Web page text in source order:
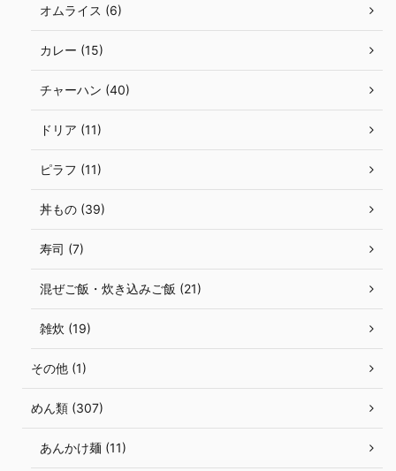
オムライス (6)
カレー (15)
チャーハン (40)
ドリア (11)
ピラフ (11)
丼もの (39)
寿司 (7)
混ぜご飯・炊き込みご飯 (21)
雑炊 (19)
その他 (1)
めん類 (307)
あんかけ麺 (11)